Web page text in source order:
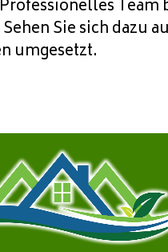
Team
Sie sich dazu
umgesetzt.